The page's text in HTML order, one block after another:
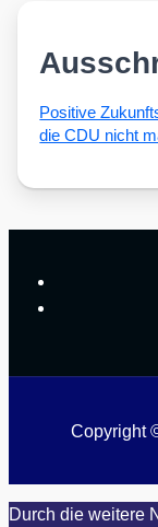
Posi­ti­ve
die CDU nicht
Copyright
Durch die weitere